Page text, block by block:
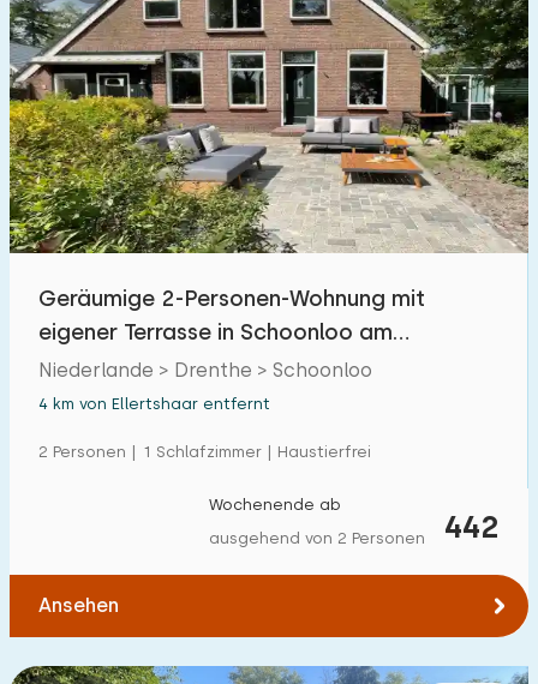
Geräumige 2-Personen-Wohnung mit
eigener Terrasse in Schoonloo am
Waldrand
Niederlande > Drenthe > Schoonloo
4 km von Ellertshaar entfernt
2 Personen | 1 Schlafzimmer | Haustierfrei
442
Wochenende ab
ausgehend von 2 Personen
Ansehen